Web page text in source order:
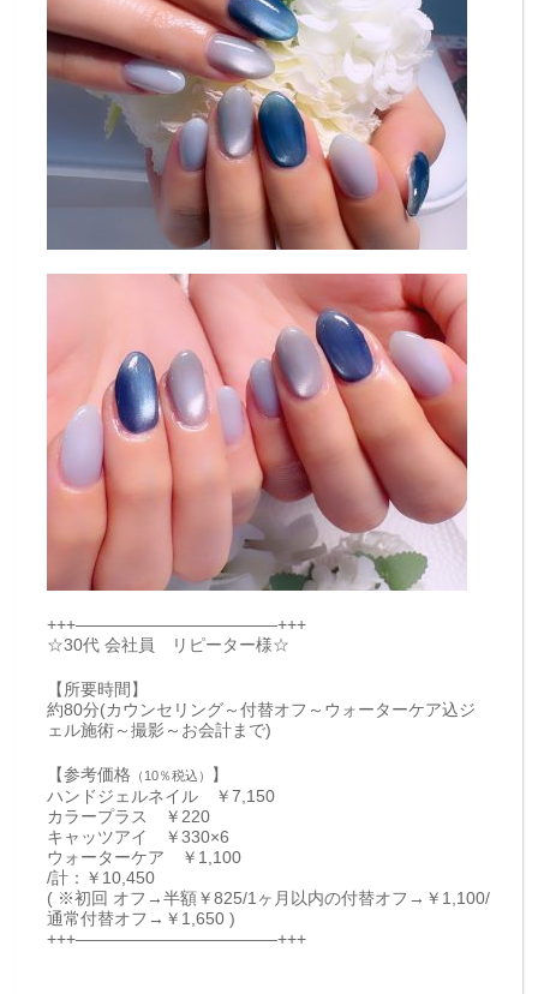
+++————————————+++
☆30代 会社員 リピーター様☆
【所要時間】
約80分(カウンセリング～付替オフ～ウォーターケア込ジ
ェル施術～撮影～お会計まで)
【参考価格 （10％税込）
】
ハンドジェルネイル ￥7,150
カラープラス ￥220
キャッツアイ ￥330×6
ウォーターケア ￥1,100
/計：￥10,450
( ※初回 オフ→半額￥825/1ヶ月以内の付替オフ→￥1,100/
通常付替オフ→￥1,650 )
+++————————————+++